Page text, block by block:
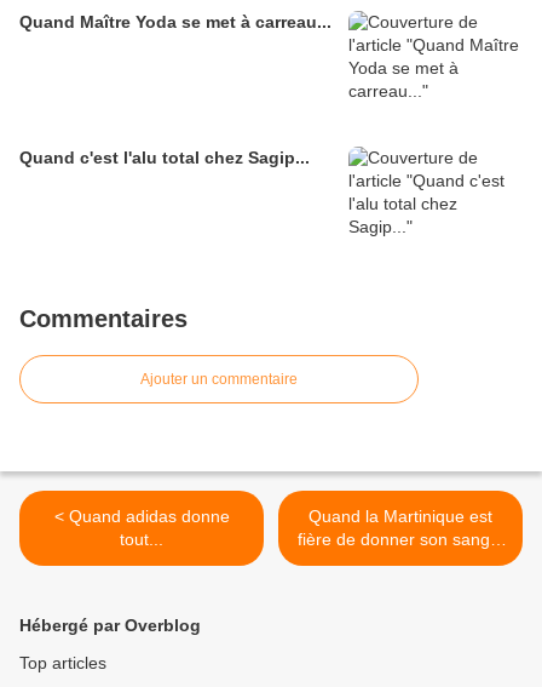
Quand Maître Yoda se met à carreau...
Quand c'est l'alu total chez Sagip...
Commentaires
Ajouter un commentaire
< Quand adidas donne
tout...
Quand la Martinique est
fière de donner son sang...
>
Hébergé par Overblog
Top articles